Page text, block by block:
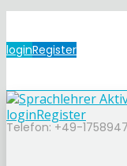
loginRegister
Telefon: +49-
loginRegister